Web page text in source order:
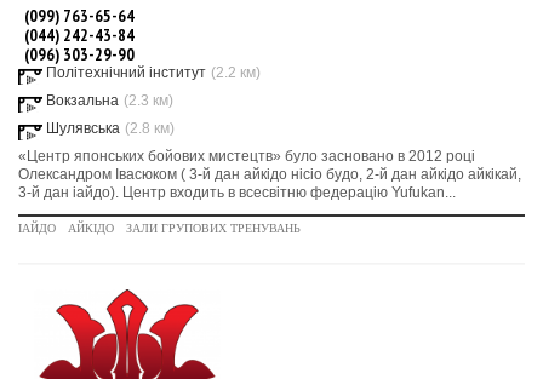
(099) 763-65-64
(044) 242-43-84
(096) 303-29-90
Політехнічний інститут (2.2 км)
Вокзальна (2.3 км)
Шулявська (2.8 км)
«Центр японських бойових мистецтв» було засновано в 2012 році
Олександром Івасюком ( 3-й дан айкідо нісіо будо, 2-й дан айкідо айкікай,
3-й дан іайдо). Центр входить в всесвітню федерацію Yufukan...
ІАЙДО АЙКІДО ЗАЛИ ГРУПОВИХ ТРЕНУВАНЬ